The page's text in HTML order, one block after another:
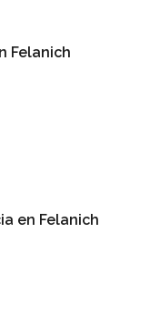
Felanich
en Felanich